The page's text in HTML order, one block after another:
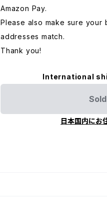
Amazon Pay.
Please also make sure your
addresses match.
Thank you!
International
日本国内にお